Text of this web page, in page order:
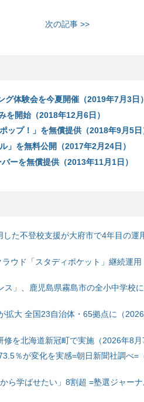
次の記事 >>
体験会を今夏開催（2019年7月3日）
を開始（2018年12月6日）
ップ！」を無償提供（2018年9月5日
」を無料公開（2017年2月24日）
ーを無償提供（2013年11月1日）
た不登校支援が大府市で4年目の運
ウド「スタディポケット」継続運用
」、鹿児島県霧島市の全小中学校
拡大 全国23自治体・65拠点に（
を北海道新冠町で実施（2026年8月7
％が変化を実感=朝日新聞社調べ=
ら学ばせたい」8割超 =塾選ジャー